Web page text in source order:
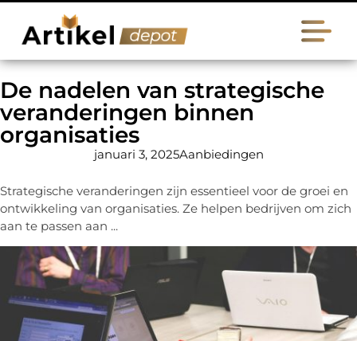
De nadelen van strategische
veranderingen binnen
organisaties
januari 3, 2025Aanbiedingen
Strategische veranderingen zijn essentieel voor de groei en
ontwikkeling van organisaties. Ze helpen bedrijven om zich
aan te passen aan ...